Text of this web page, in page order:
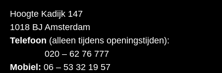
Hoogte Kadijk 147
1018 BJ Amsterdam
Telefoon (alleen tijdens openingstijden):
020 – 62 76 777
Mobiel: 06 – 53 32 19 57